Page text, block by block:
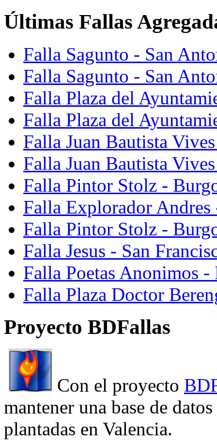
Últimas Fallas
Falla Sagunto - San
Falla Sagunto - San
Falla Plaza del
Falla Plaza del
Falla Juan Bautista
Falla Juan Bautista
Falla Pintor Stolz -
Falla Explorador Andres
Falla Pintor Stolz -
Falla Jesus - San
Falla Poetas Anonimos
Falla Plaza Doctor
Proyecto BDFallas
Con el proyecto
mantener una base de
plantadas en Valencia.